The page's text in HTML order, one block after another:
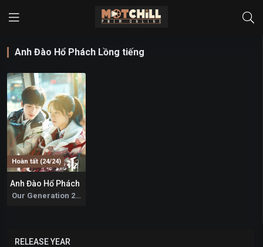
Anh Đào Hổ Phách Lồng tiếng
Hoàn tất (24/24)
8.2
Anh Đào Hổ Phách
Our Generation 2025
RELEASE YEAR